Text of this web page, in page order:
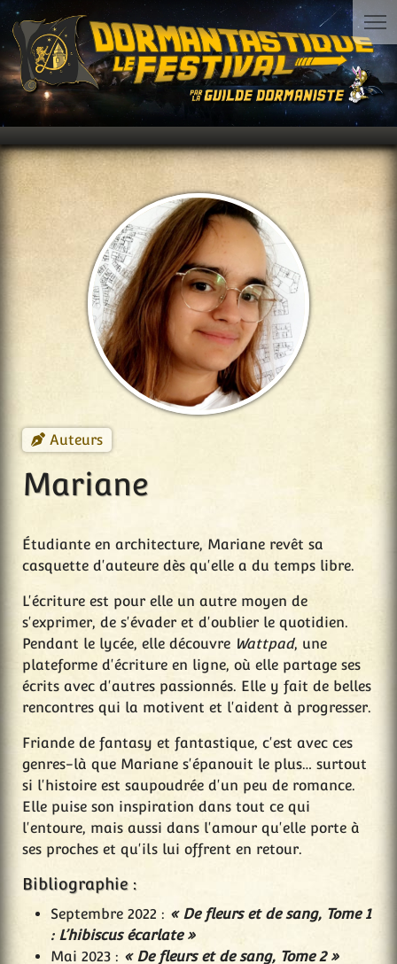
Auteurs
Mariane
Étudiante en architecture, Mariane revêt sa
casquette d'auteure dès qu'elle a du temps libre.
L'écriture est pour elle un autre moyen de
s'exprimer, de s'évader et d'oublier le quotidien.
Pendant le lycée, elle découvre Wattpad, une
plateforme d'écriture en ligne, où elle partage ses
écrits avec d'autres passionnés. Elle y fait de belles
rencontres qui la motivent et l'aident à progresser.
Friande de fantasy et fantastique, c'est avec ces
genres-là que Mariane s'épanouit le plus… surtout
si l'histoire est saupoudrée d'un peu de romance.
Elle puise son inspiration dans tout ce qui
l'entoure, mais aussi dans l'amour qu'elle porte à
ses proches et qu'ils lui offrent en retour.
Bibliographie :
Septembre 2022 : « De fleurs et de sang, Tome 1
: L’hibiscus écarlate »
Mai 2023 : « De fleurs et de sang, Tome 2 »